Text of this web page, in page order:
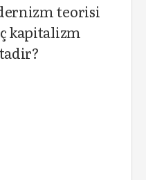
teorisi
kapitalizm